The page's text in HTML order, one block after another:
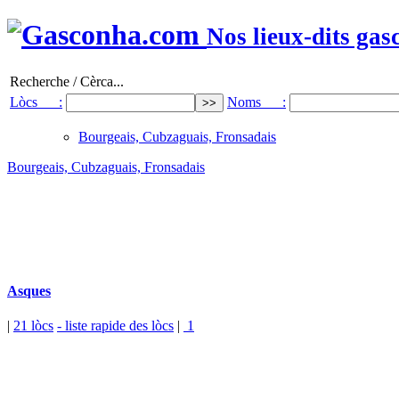
Nos lieux-dits
Recherche / Cèrca...
Lòcs :
Noms :
Bourgeais, Cubzaguais, Fronsadais
Bourgeais, Cubzaguais, Fronsadais
Asques
| 21 lòcs - liste rapide des lòcs | 1